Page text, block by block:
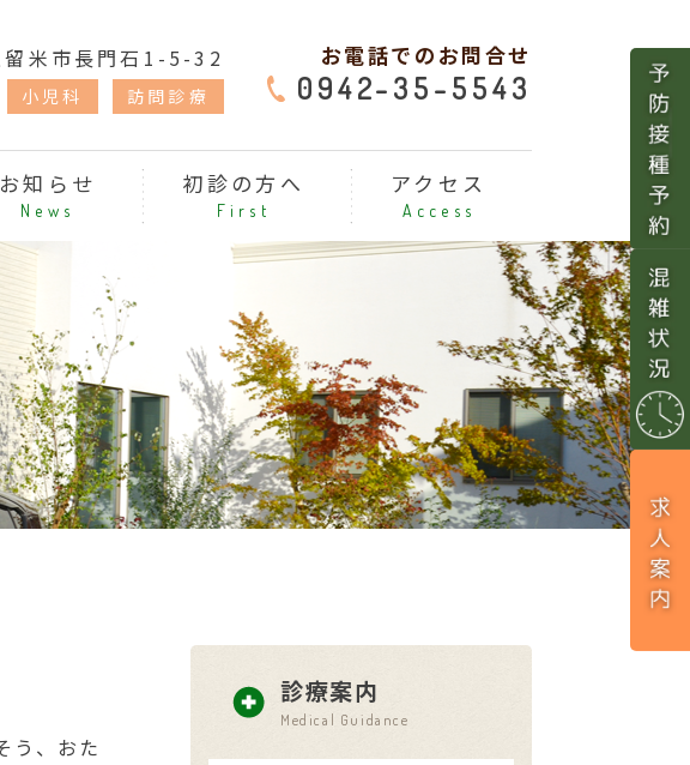
お電話でのお問合せ
0942-35-5543
留米市長門石1-5-32
小児科 訪問診療
お知らせ
News
初診の方へ
First
アクセス
Access
う、おた
診療案内
Medical Guidance